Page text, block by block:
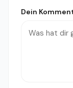
Dein